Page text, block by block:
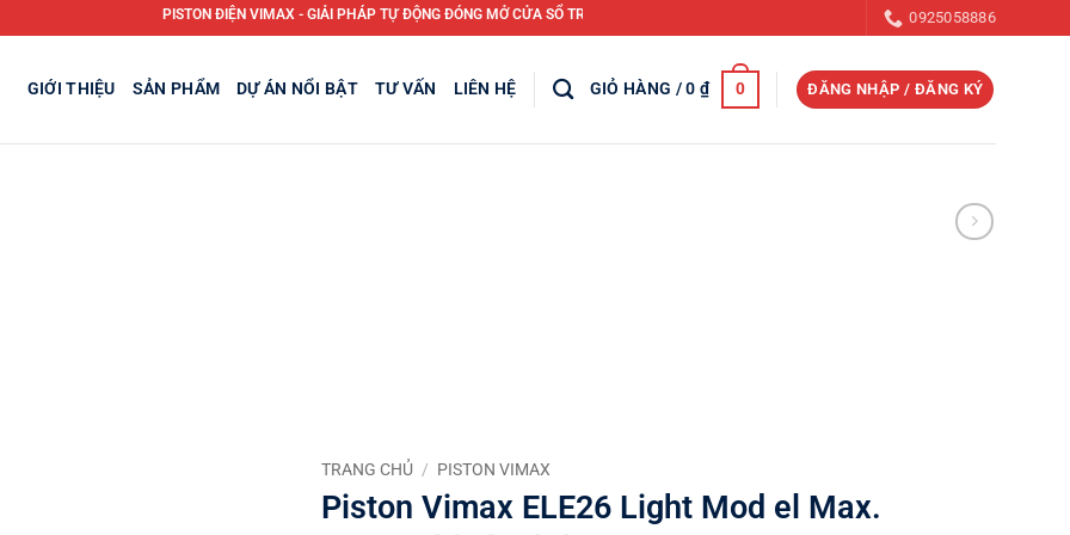
PISTON ĐIỆN VIMAX - GIẢI PHÁP TỰ ĐỘNG ĐÓNG MỞ CỬA SỔ TRỜI, CỬA THĂM MÁI, CỬA THOÁT KHÓI, CỬA CẤP BÙ KHÍ TƯƠI TRONG CÔNG TRÌNH
0925058886
GIỚI THIỆU SẢN PHẨM DỰ ÁN NỔI BẬT TƯ VẤN LIÊN HỆ GIỎ HÀNG /0 ₫ 0 ĐĂNG NHẬP / ĐĂNG KÝ
TRANG CHỦ / PISTON VIMAX
Piston Vimax ELE26 Light Mod el Max.